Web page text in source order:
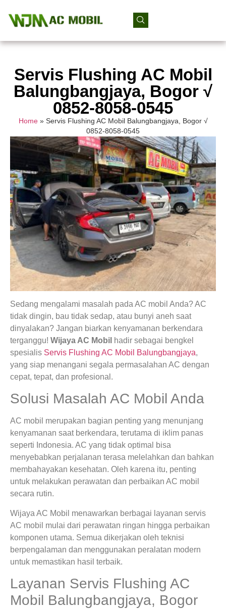
Servis Flushing AC Mobil
Balungbangjaya, Bogor √
0852-8058-0545
Home» Servis Flushing AC Mobil Balungbangjaya, Bogor √
0852-8058-0545
Sedang mengalami masalah pada AC mobil Anda? AC
tidak dingin, bau tidak sedap, atau bunyi aneh saat
dinyalakan? Jangan biarkan kenyamanan berkendara
terganggu! Wijaya AC Mobil hadir sebagai bengkel
spesialis Servis Flushing AC Mobil Balungbangjaya,
yang siap menangani segala permasalahan AC dengan
cepat, tepat, dan profesional.
Solusi Masalah AC Mobil Anda
AC mobil merupakan bagian penting yang menunjang
kenyamanan saat berkendara, terutama di iklim panas
seperti Indonesia. AC yang tidak optimal bisa
menyebabkan perjalanan terasa melelahkan dan bahkan
membahayakan kesehatan. Oleh karena itu, penting
untuk melakukan perawatan dan perbaikan AC mobil
secara rutin.
Wijaya AC Mobil menawarkan berbagai layanan servis
AC mobil mulai dari perawatan ringan hingga perbaikan
komponen utama. Semua dikerjakan oleh teknisi
berpengalaman dan menggunakan peralatan modern
untuk memastikan hasil terbaik.
Layanan Servis Flushing AC
Mobil Balungbangjaya, Bogor